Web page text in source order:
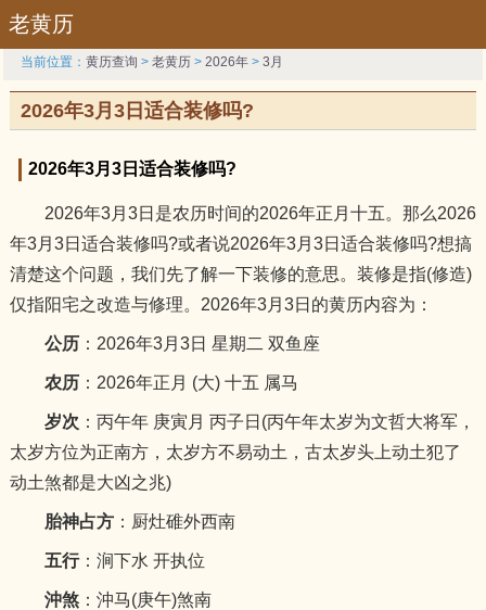
老黄历
当前位置：黄历查询 >老黄历 >2026年 >3月
2026年3月3日适合装修吗?
2026年3月3日适合装修吗?
2026年3月3日是农历时间的2026年正月十五。那么2026
年3月3日适合装修吗?或者说2026年3月3日适合装修吗?想搞
清楚这个问题，我们先了解一下装修的意思。装修是指(修造)
仅指阳宅之改造与修理。2026年3月3日的黄历内容为：
公历：2026年3月3日 星期二 双鱼座
农历：2026年正月 (大) 十五 属马
岁次 ：丙午年 庚寅月 丙子日(丙午年太岁为文哲大将军，
太岁方位为正南方，太岁方不易动土，古太岁头上动土犯了
动土煞都是大凶之兆)
胎神占方：厨灶碓外西南
五行：涧下水 开执位
沖煞：沖马(庚午)煞南